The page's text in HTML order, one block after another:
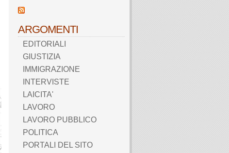
ARGOMENTI
EDITORIALI
GIUSTIZIA
IMMIGRAZIONE
INTERVISTE
LAICITA'
LAVORO
LAVORO PUBBLICO
POLITICA
PORTALI DEL SITO